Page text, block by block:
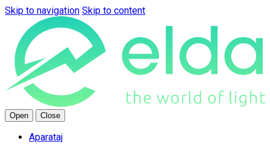
Skip to navigation Skip to content
Open Close
Aparataj